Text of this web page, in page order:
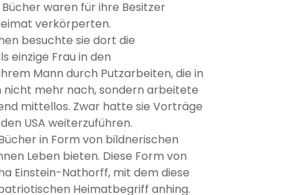
waren für ihre Besitzer
verkörperten.
besuchte sie dort die
einzige Frau in den
Mann durch Putzarbeiten, die in
nicht mehr nach, sondern arbeitete
mittellos. Zwar hatte sie Vorträge
USA weiterzuführen.
in Form von bildnerischen
Leben bieten. Diese Form von
Einstein-Nathorff, mit dem diese
Heimatbegriff anhing.